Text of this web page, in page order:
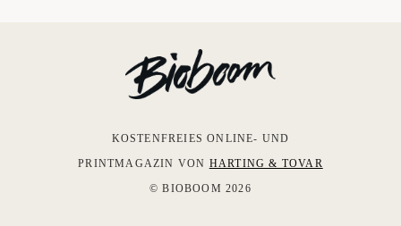
KOSTENFREIES ONLINE- UND
PRINTMAGAZIN VON HARTING & TOVAR
© BIOBOOM 2026